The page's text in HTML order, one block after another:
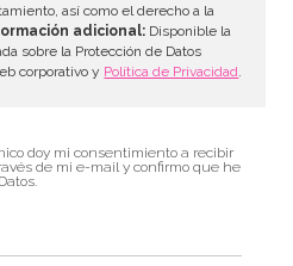
así como el derecho a la
adicional: Disponible la
sobre la Protección de Datos
corporativo y Política de Privacidad.
doy mi consentimiento a recibir
de mi e-mail y confirmo que he